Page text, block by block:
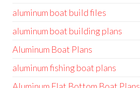
aluminum boat build files
aluminum boat building plans
Aluminum Boat Plans
aluminum fishing boat plans